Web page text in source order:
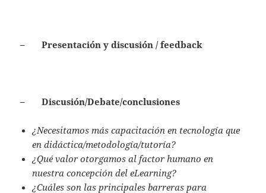
– Presentación y discusión / feedback
– Discusión/Debate/conclusiones
¿Necesitamos más capacitación en tecnología que
en didáctica/metodología/tutoría?
¿Qué valor otorgamos al factor humano en
nuestra concepción del eLearning?
¿Cuáles son las principales barreras para